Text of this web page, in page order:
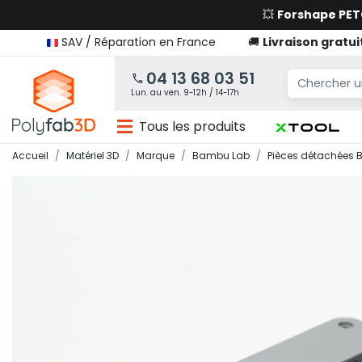
💥 Forshape
SAV / Réparation en France
🚚 Livraison
04 13 68 03 51
Lun. au ven. 9-12h / 14-17h
Tous les produits
Accueil Matériel 3D Marque Bambu Lab Pièces détachées